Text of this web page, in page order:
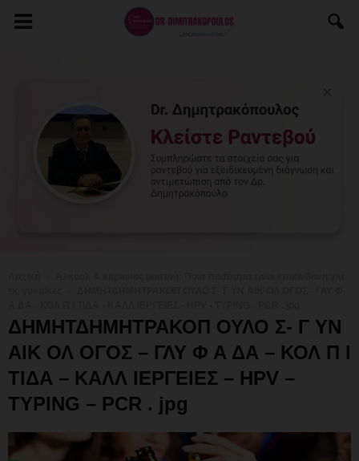
ΔΗΜΗΤΔΗΜΗΤΡΑΚΟΠ ΟΥΛΟ Σ- Γ ΥΝ
ΑΙΚ ΟΛ ΟΓΟΣ – ΓΛΥ Φ Α ΔΑ – ΚΟΛ Π Ι
ΤΙΔΑ – ΚΑΛΛ ΙΕΡΓΕΙΕΣ – HPV –
TYPING – PCR . jpg